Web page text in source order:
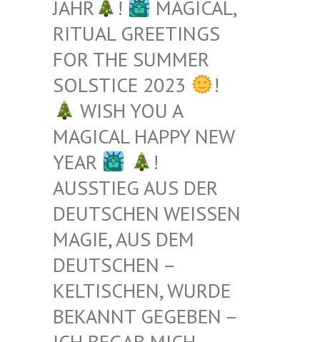
JAHR
!
MAGICAL,
RITUAL GREETINGS
FOR THE SUMMER
SOLSTICE 2023
!
WISH YOU A
MAGICAL HAPPY NEW
YEAR
!
AUSSTIEG AUS DER
DEUTSCHEN WEISSEN M
AGIE, AUS DEM D
EUTSCHEN – K
ELTISCHEN, WURDE B
EKANNT GEGEBEN – I